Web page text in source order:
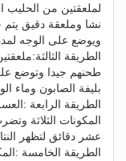
لملعقتين من
نشا وملعقة دقيق يتم
ويوضع على الوجه
الطريقة
طحنهم جيدا وتوضع
بليفة الصابون وماء
الطريقة الرابعة
المكونات الثلاثة
عشر دقائق لتظهر
الطريقة الخامسة